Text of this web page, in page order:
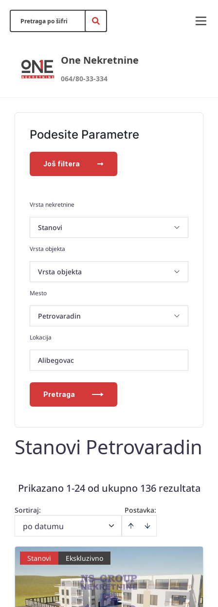
One Nekretnine
064/80-33-334
Podesite Parametre
Još filtera
Vrsta nekretnine
Vrsta objekta
Mesto
Lokacija
Alibegovac
Pretraga
Stanovi Petrovaradin
Prikazano 1-24 od ukupno 136 rezultata
Postavka:
Sortiraj:
po datumu
Stanovi Ekskluzivno